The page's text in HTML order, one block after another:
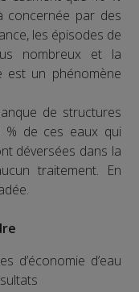
concernée par des
les épisodes de
nombreux et la
est un phénomène
de structures
% de ces eaux qui
déversées dans la
traitement. En
d’économie d’eau